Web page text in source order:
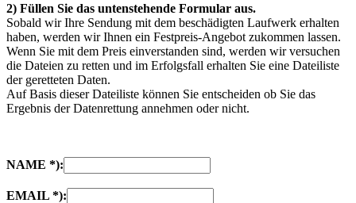
2) Füllen Sie das untenstehende Formular aus.
Sobald wir Ihre Sendung mit dem beschädigten Laufwerk erhalten
haben, werden wir Ihnen ein Festpreis-Angebot zukommen lassen.
Wenn Sie mit dem Preis einverstanden sind, werden wir versuchen
die Dateien zu retten und im Erfolgsfall erhalten Sie eine Dateiliste
der geretteten Daten.
Auf Basis dieser Dateiliste können Sie entscheiden ob Sie das
Ergebnis der Datenrettung annehmen oder nicht.
NAME *):
EMAIL *):